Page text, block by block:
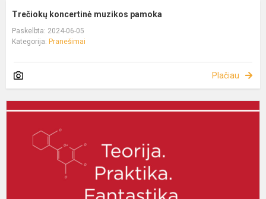
Trečiokų koncertinė muzikos pamoka
Paskelbta: 2024-06-05
Kategorija: Pranešimai
Plačiau